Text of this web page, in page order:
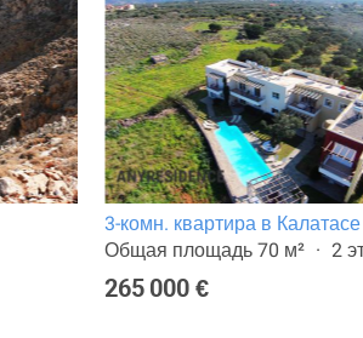
3-комн. квартира в Калатасе
Общая площадь 70 м²
2
265 000 €